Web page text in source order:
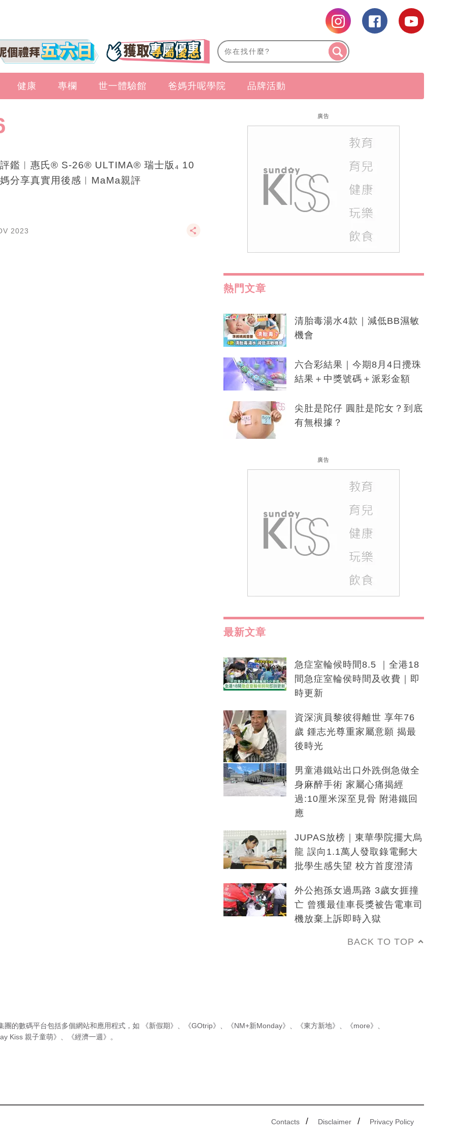
健康 專欄 世一體驗館 爸媽升呢學院 品牌活動
鑑︱惠氏® S-26® ULTIMA® 瑞士版₄ 10
分享真實用後感︱MaMa親評
2023
廣告
熱門文章
清胎毒湯水4款｜減低BB濕敏
機會
六合彩結果｜今期8月4日攪珠
結果＋中獎號碼＋派彩金額
尖肚是陀仔 圓肚是陀女？到底
有無根據？
廣告
最新文章
急症室輪候時間8.5 ｜全港18
間急症室輪侯時間及收費｜即
時更新
資深演員黎彼得離世 享年76
歲 鍾志光尊重家屬意願 揭最
後時光
男童港鐵站出口外跣倒急做全
身麻醉手術 家屬心痛揭經
過:10厘米深至見骨 附港鐵回
應
JUPAS放榜｜東華學院擺大烏
龍 誤向1.1萬人發取錄電郵大
批學生感失望 校方首度澄清
外公抱孫女過馬路 3歲女捱撞
亡 曾獲最佳車長獎被告電車司
機放棄上訴即時入獄
BACK TO TOP
團的數碼平台包括多個網站和應用程式，如 《新假期》 《GOtrip》 《NM+新Monday》 《東方新地》 《more》
Kiss 親子童萌》
《經濟一週》 。
Contacts / Disclaimer / Privacy Policy